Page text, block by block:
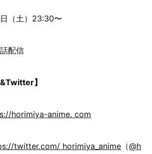
（土）23:30〜
配信
】
horimiya-anime. com
twitter.com/ horimiya_anime （@h